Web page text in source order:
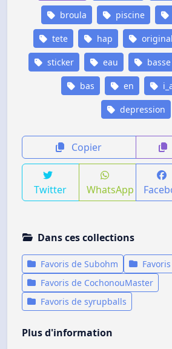
broula piscine
tete hap original
sticker eau basse
bas en
depression
Copier
Twitter WhatsApp
Dans ces collections
Favoris de Subohm
Favoris de CochonouMaster
Favoris de syrupballs
Plus d'information